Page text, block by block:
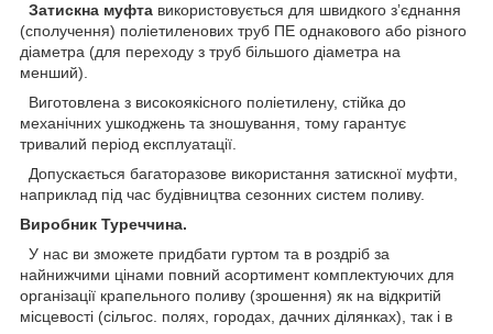
Затискна муфта використовується для швидкого зʼєднання
(сполучення) поліетиленових труб ПЕ однакового або різного
діаметра (для переходу з труб більшого діаметра на
менший).
Виготовлена з високоякісного поліетилену, стійка до
механічних ушкоджень та зношування, тому гарантує
тривалий період експлуатації.
Допускається багаторазове використання затискної муфти,
наприклад під час будівництва сезонних систем поливу.
Виробник Туреччина.
У нас ви зможете придбати гуртом та в роздріб за
найнижчими цінами повний асортимент комплектуючих для
організації крапельного поливу (зрошення) як на відкритій
місцевості (сільгос. полях, городах, дачних ділянках), так і в